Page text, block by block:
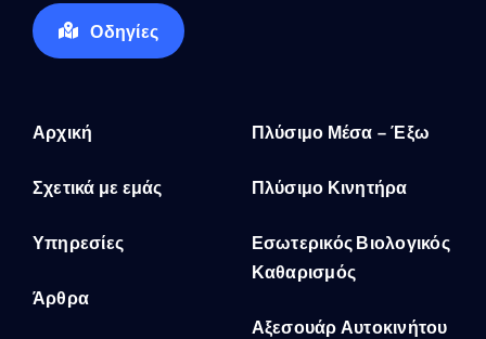
Οδηγίες
Αρχική
Σχετικά με εμάς
Υπηρεσίες
Άρθρα
Πλύσιμο Μέσα – Έξω
Πλύσιμο Κινητήρα
Εσωτερικός Βιολογικός
Καθαρισμός
Αξεσουάρ Αυτοκινήτου